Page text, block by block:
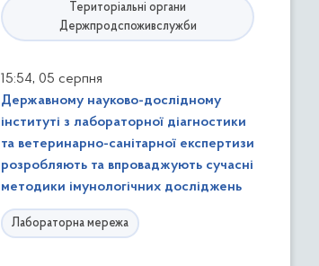
Територіальні органи
Держпродспоживслужби
15:54, 05 серпня
Державному науково-дослідному
інституті з лабораторної діагностики
та ветеринарно-санітарної експертизи
розробляють та впроваджують сучасні
методики імунологічних досліджень
Лабораторна мережа